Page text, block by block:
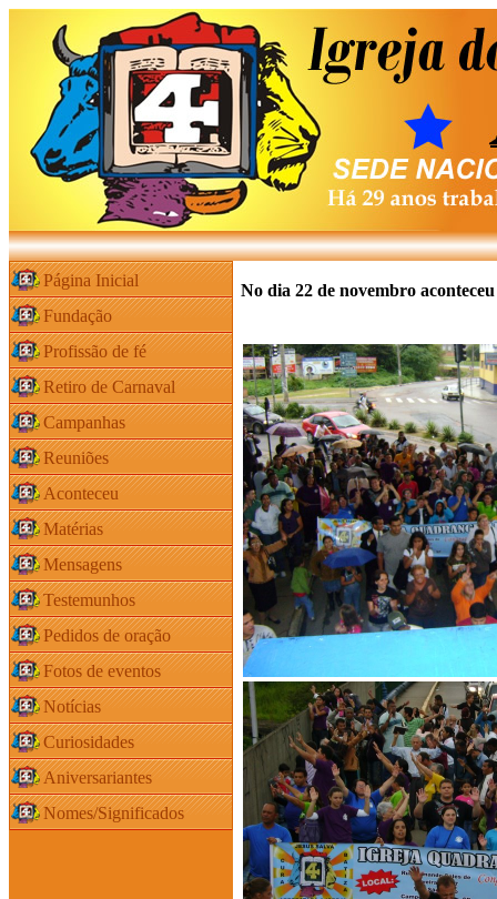
Página Inicial
Fundação
Profissão de fé
Retiro de Carnaval
Campanhas
Reuniões
Aconteceu
Matérias
Mensagens
Testemunhos
Pedidos de oração
Fotos de eventos
Notícias
Curiosidades
Aniversariantes
Nomes/Significados
No dia 22 de novembro